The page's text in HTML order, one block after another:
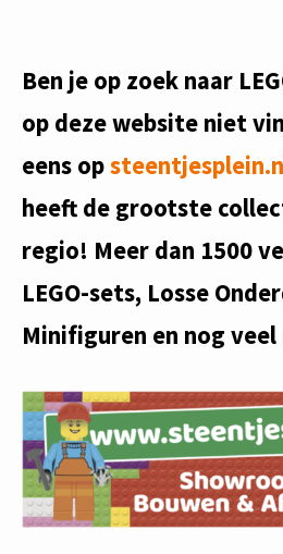
Ben je op zoek naar
op deze website niet
eens op
heeft de grootste
regio! Meer dan 1500
LEGO-sets, Losse
Minifiguren en nog veel